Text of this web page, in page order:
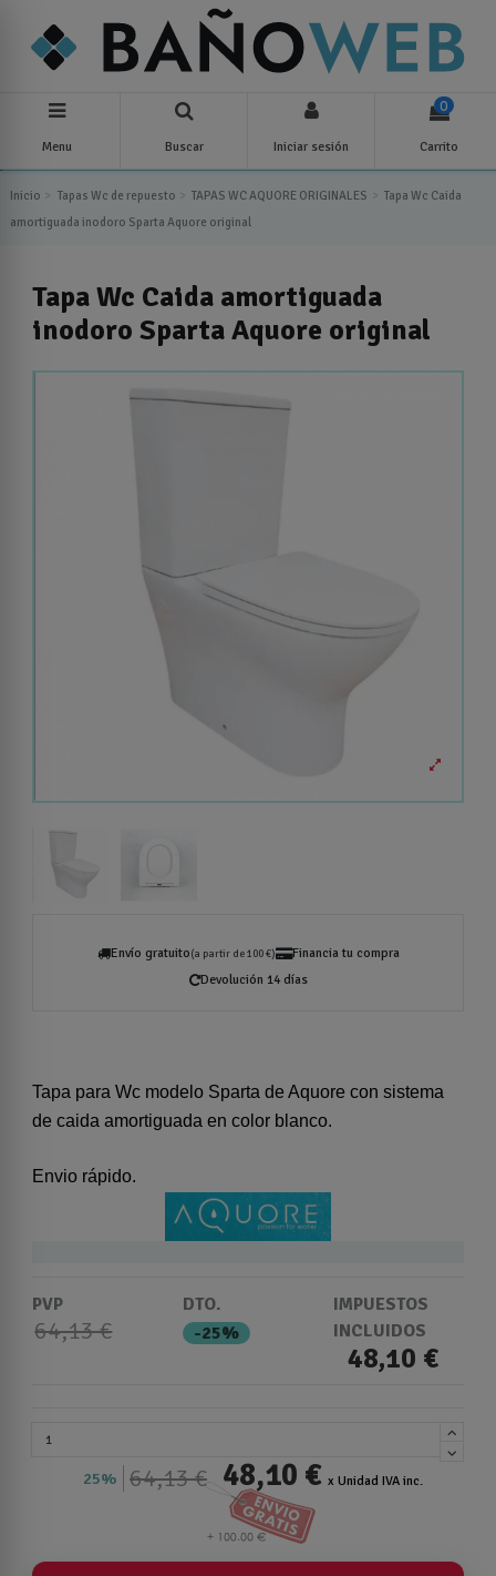
Menu Buscar Iniciar sesión
0
Carrito
Inicio Tapas Wc de repuesto TAPAS WC AQUORE ORIGINALES
Tapa Wc Caida
amortiguada inodoro Sparta Aquore original
Tapa Wc Caida amortiguada
inodoro Sparta Aquore original
Envío gratuito(a partir de 100 €)
Financia tu compra
Devolución 14 días
Tapa para Wc modelo Sparta de Aquore con sistema
de caida amortiguada en color blanco.
Envio rápido.
PVP
64,13 €
DTO.
-25%
IMPUESTOS
INCLUIDOS
48,10 €
25% 64,13 € 48,10 € x Unidad IVA inc.